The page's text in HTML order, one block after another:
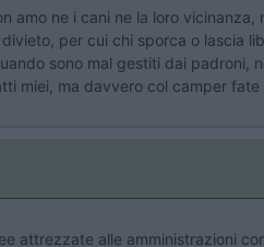
ne i cani ne la loro
per cui chi sporca o lascia
sono mal gestiti dai
miei, ma davvero col camper
alle amministrazioni